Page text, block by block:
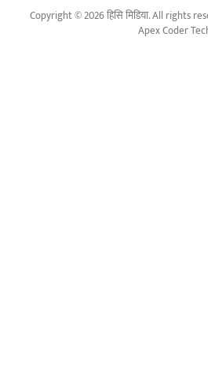
Copyright © 2026 हिसि मिडिया. All rights
Apex Coder